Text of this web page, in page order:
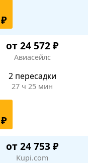
от 24 572 ₽
Авиасейлс
2 пересадки
27 ч 25 мин
от 24 753 ₽
Kupi.com